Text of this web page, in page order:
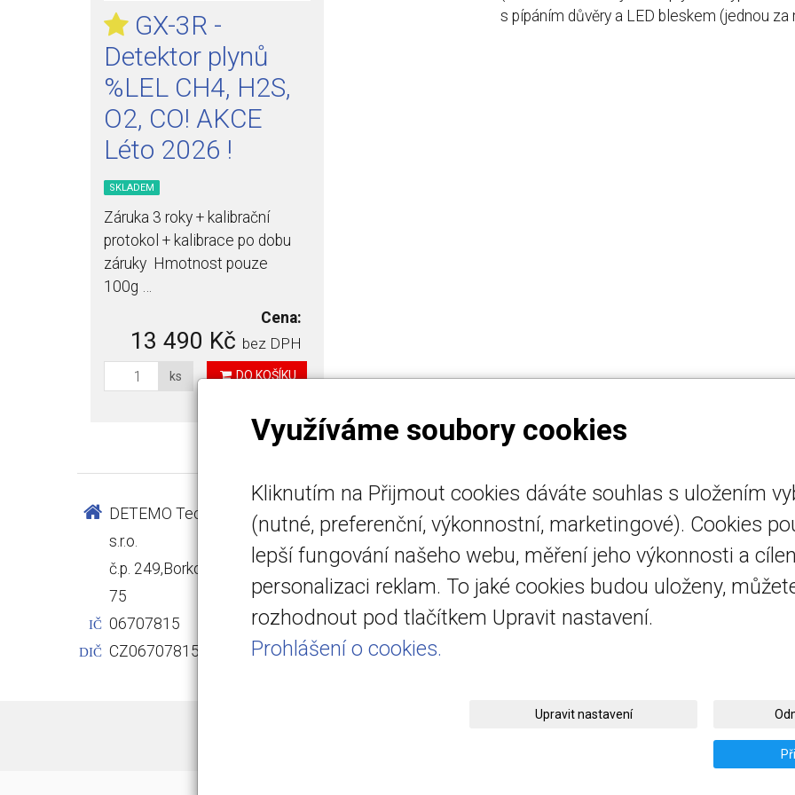
s pípáním důvěry a LED bleskem (jednou za
GX-3R -
Detektor plynů
%LEL CH4, H2S,
O2, CO! AKCE
Léto 2026 !
SKLADEM
Záruka 3 roky + kalibrační
protokol + kalibrace po dobu
záruky Hmotnost pouze
100g …
Cena:
13 490 Kč bez DPH
ks DO KOŠÍKU
DETEMO Technology
s.r.o.
č.p. 249,Borkovany 691
75
IČ 06707815
DIČ CZ06707815
info@detemo.cz
www.detemo.cz
+420 731 518 454
C 103822 vedená u
Krajského soudu v Brně
Úvod
Detektory plynu
Mapa webu
Využíváme soubory cookies
Kliknutím na Přijmout cookies dáváte souhlas s uložením
(nutné, preferenční, výkonnostní, marketingové). Cookies
lepší fungování našeho webu, měření jeho výkonnosti a
personalizaci reklam. To jaké cookies budou uloženy,
rozhodnout pod tlačítkem Upravit nastavení.
Prohlášení o cookies.
Upravit nastavení